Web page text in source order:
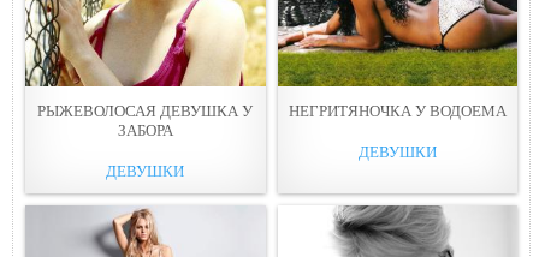
РЫЖЕВОЛОСАЯ ДЕВУШКА У
ЗАБОРА
ДЕВУШКИ
НЕГРИТЯНОЧКА У ВОДОЕМА
ДЕВУШКИ